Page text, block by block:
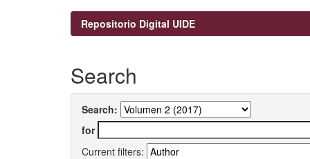
Repositorio Digital UIDE
Search
Search:
for
Current filters: